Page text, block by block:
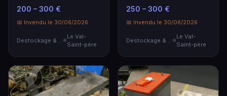
diviseur, éléme…
200 – 300 €
📅 Invendu le 30/06/2026
Destockage & Invendus
Le Val-
Saint-père
de sécurité,…
250 – 300 €
📅 Invendu le 30/06/2026
Destockage & Invendus
Le Val-
Saint-père